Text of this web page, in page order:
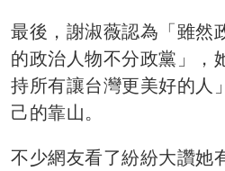
最後，謝淑薇認為「雖然
的政治人物不分政黨」，
持所有讓台灣更美好的人
己的靠山。
不少網友看了紛紛大讚她